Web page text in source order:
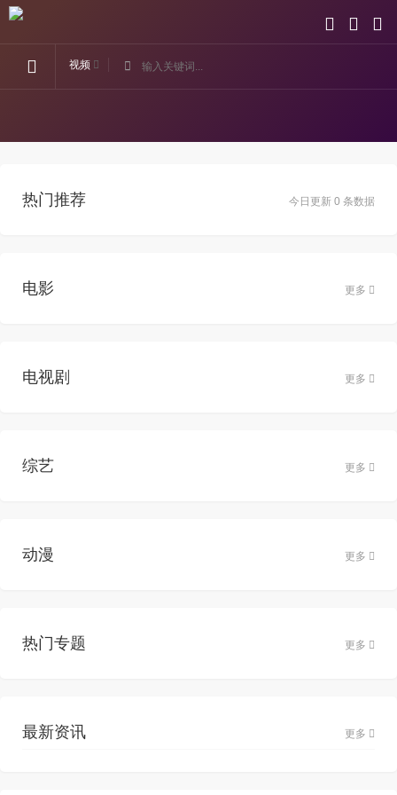
视频
今日更新 0 条数据
热门推荐
电影 更多
电视剧 更多
综艺 更多
动漫 更多
热门专题 更多
最新资讯 更多